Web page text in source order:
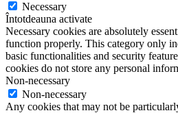
Necessary
Întotdeauna activate
Necessary cookies are absolutely
function properly. This category only
basic functionalities and security
cookies do not store any personal
Non-necessary
Non-necessary
Any cookies that may not be